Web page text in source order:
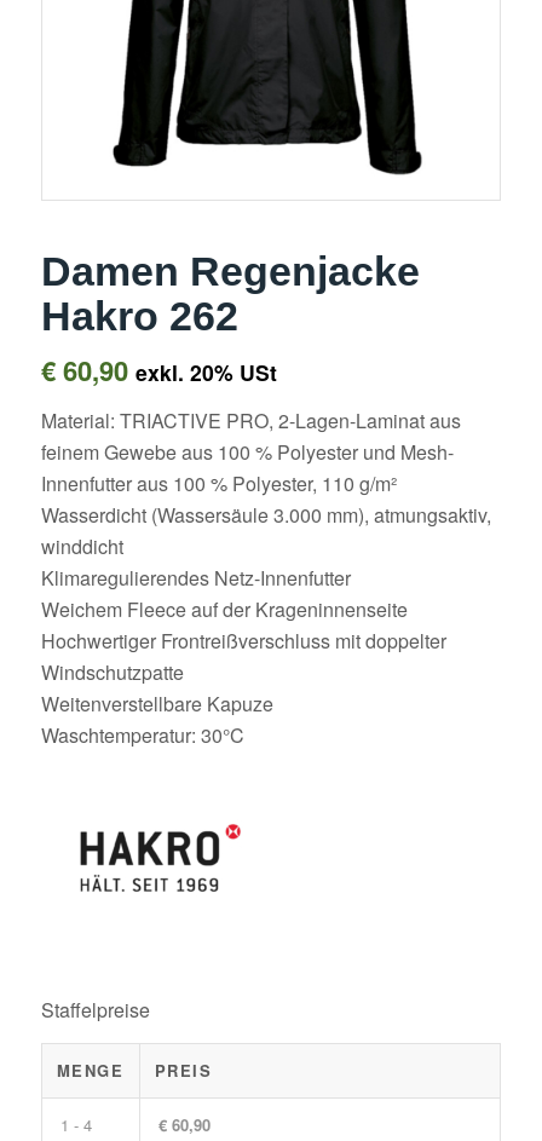
Damen Regenjacke
Hakro 262
€60,90 exkl. 20% USt
Material: TRIACTIVE PRO, 2-Lagen-Laminat aus
feinem Gewebe aus 100 % Polyester und Mesh-
Innenfutter aus 100 % Polyester, 110 g/m²
Wasserdicht (Wassersäule 3.000 mm), atmungsaktiv,
winddicht
Klimaregulierendes Netz-Innenfutter
Weichem Fleece auf der Krageninnenseite
Hochwertiger Frontreißverschluss mit doppelter
Windschutzpatte
Weitenverstellbare Kapuze
Waschtemperatur: 30°C
Staffelpreise
MENGE PREIS
1 - 4
€ 60,90